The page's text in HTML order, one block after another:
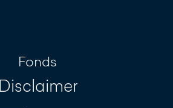
Fonds
Disclaimer